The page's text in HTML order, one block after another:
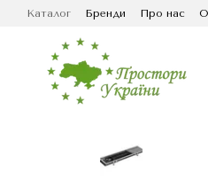
Перейти до основного
Каталог Бренди Про нас